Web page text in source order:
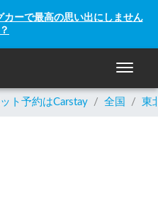
ーで最高の思い出にしません
ナビゲ
ト予約はCarstay / 全国 / 東